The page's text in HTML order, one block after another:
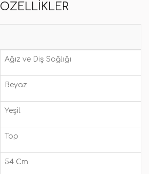
ÖZELLIKLER
Ağız ve Diş Sağlığı
Beyaz
Yeşil
Top
54 Cm